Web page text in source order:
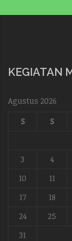
KEGIATAN
Agustus 2026
S
S
3
4
10
11
17
18
24
25
31